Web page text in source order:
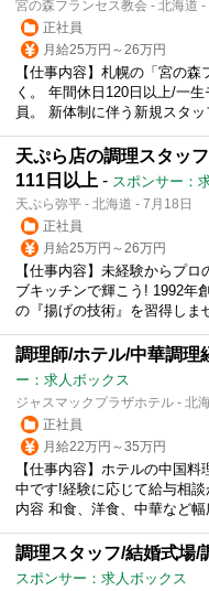
宮の森フランセス教会 - 北海道 -
正社員
月給25万円～26万円
【仕事内容】札幌の「宮の
く。 年間休日120日以上/一
員。 新体制に伴う新規スタ
天ぷら店の調理スタッ
111日以上 - スポンサー：
天ぷら弥平 - 北海道 - 7月18日
正社員
月給25万円～26万円
【仕事内容】未経験からプ
ブキッチンで輝こう! 1992年
の『揚げの技術』を習得しま
調理師/ホテル/中華調理
ー：求人ボックス
ジャスマックプラザホテル - 北
正社員
月給22万円～35万円
【仕事内容】ホテルの中国
中です!経験に応じて給与相
内容 和食、洋食、中華など
調理スタッフ/結婚式場/
スポンサー：求人ボックス